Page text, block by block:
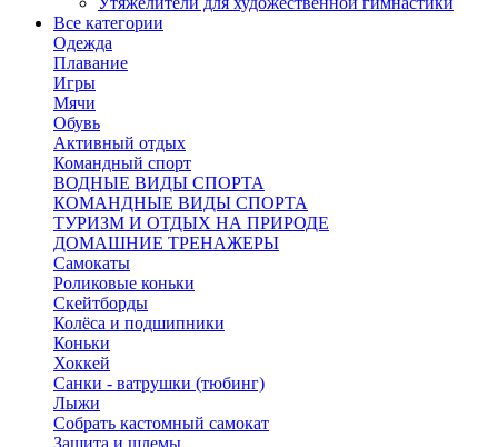
Все категории
Одежда
Плавание
Игры
Мячи
Обувь
Активный отдых
Командный спорт
ВОДНЫЕ ВИДЫ СПОРТА
КОМАНДНЫЕ ВИДЫ СПОРТА
ТУРИЗМ И ОТДЫХ НА ПРИРОДЕ
ДОМАШНИЕ ТРЕНАЖЕРЫ
Самокаты
Роликовые коньки
Скейтборды
Колёса и подшипники
Коньки
Хоккей
Санки - ватрушки (тюбинг)
Лыжи
Собрать кастомный самокат
Защита и шлемы